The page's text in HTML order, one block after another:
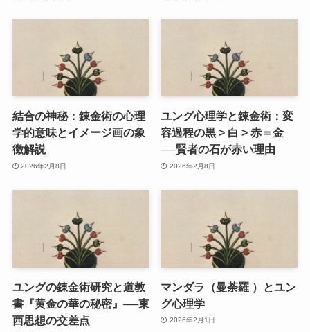
結合の神秘：錬金術の心理
学的意味とイメージ画の象
徴解説
2026年2月8日
ユング心理学と錬金術：変
容過程の黒 > 白 > 赤＝金
──賢者の石が赤い理由
2026年2月8日
ユングの錬金術研究と道教
書『黄金の華の秘密』──東
西思想の交差点
マンダラ（曼荼羅 ）とユン
グ心理学
2026年2月1日